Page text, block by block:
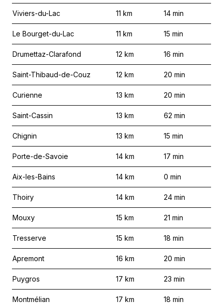
Viviers-du-Lac 11 km 14 min
Le Bourget-du-Lac 11 km 15 min
Drumettaz-Clarafond 12 km 16 min
Saint-Thibaud-de-Couz 12 km 20 min
Curienne 13 km 20 min
Saint-Cassin 13 km 62 min
Chignin 13 km 15 min
Porte-de-Savoie 14 km 17 min
Aix-les-Bains 14 km 0 min
Thoiry 14 km 24 min
Mouxy 15 km 21 min
Tresserve 15 km 18 min
Apremont 16 km 20 min
Puygros 17 km 23 min
Montmélian 17 km 18 min